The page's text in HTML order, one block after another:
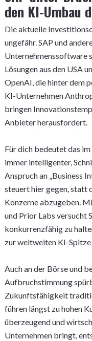
den KI-Umbau
Die aktuelle
ungefähr. SAP und
Unternehmenssoftware
Lösungen aus den USA
OpenAI, die hinter dem
KI-Unternehmen
bringen
Anbieter herausfordert.
Für dich bedeutet das
immer intelligenter,
Anspruch an „Business
steuert hier gegen, statt
Konzerne abzugeben.
und Prior Labs versucht
konkurrenzfähig zu
zur weltweiten KI-Spitze
Auch an der Börse und
Aufbruchstimmung
Zukunftsfähigkeit
führen längst zu hohen
überzeugend und
Unternehmen bringt,